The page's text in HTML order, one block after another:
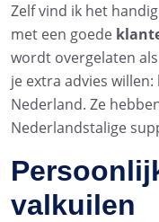
Zelf vind ik het
met een goede
wordt overgelaten
je extra advies willen:
Nederland. Ze
Nederlandstalige
valkuilen